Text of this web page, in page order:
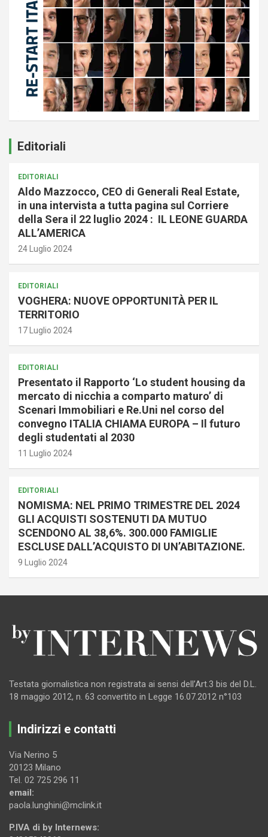
Editoriali
EDITORIALI
Aldo Mazzocco, CEO di Generali Real Estate,
in una intervista a tutta pagina sul Corriere
della Sera il 22 luglio 2024 : IL LEONE GUARDA
ALL’AMERICA
24 Luglio 2024
EDITORIALI
VOGHERA: NUOVE OPPORTUNITÀ PER IL
TERRITORIO
17 Luglio 2024
EDITORIALI
Presentato il Rapporto ‘Lo student housing da
mercato di nicchia a comparto maturo’ di
Scenari Immobiliari e Re.Uni nel corso del
convegno ITALIA CHIAMA EUROPA – Il futuro
degli studentati al 2030
11 Luglio 2024
EDITORIALI
NOMISMA: NEL PRIMO TRIMESTRE DEL 2024
GLI ACQUISTI SOSTENUTI DA MUTUO
SCENDONO AL 38,6%. 300.000 FAMIGLIE
ESCLUSE DALL’ACQUISTO DI UN’ABITAZIONE.
9 Luglio 2024
Testata giornalistica non registrata ai sensi dell’Art.3 bis del D.L.
18 maggio 2012, n. 63 convertito in Legge 16.07.2012 n°103
Indirizzi e contatti
Via Nerino 5
20123 Milano
Tel. 02 725 296 11
email:
paola.lunghini@mclink.it
P.IVA di by Internews: